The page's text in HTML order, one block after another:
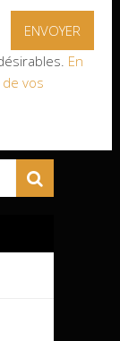
En
vos